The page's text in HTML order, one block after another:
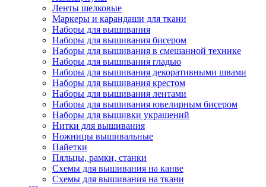
Ленты шелковые
Маркеры и карандаши для ткани
Наборы для вышивания
Наборы для вышивания бисером
Наборы для вышивания в смешанной технике
Наборы для вышивания гладью
Наборы для вышивания декоративными швами
Наборы для вышивания крестом
Наборы для вышивания лентами
Наборы для вышивания ювелирным бисером
Наборы для вышивки украшений
Нитки для вышивания
Ножницы вышивальные
Пайетки
Пяльцы, рамки, станки
Схемы для вышивания на канве
Схемы для вышивания на ткани